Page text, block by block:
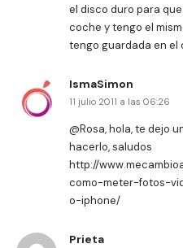
el disco duro para
coche y tengo el
tengo guardada en el
IsmaSimon
11 julio 2011 a las 06:26
@Rosa, hola, te dejo
hacerlo, saludos
http://
como-meter-fotos-
o-iphone/
Prieta